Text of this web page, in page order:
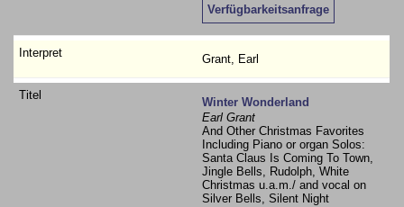
Verfügbarkeitsanfrage
Grant, Earl
Winter Wonderland
Earl Grant
And Other Christmas Favorites
Including Piano or organ Solos:
Santa Claus Is Coming To Town,
Jingle Bells, Rudolph, White
Christmas u.a.m./ and vocal on
Silver Bells, Silent Night